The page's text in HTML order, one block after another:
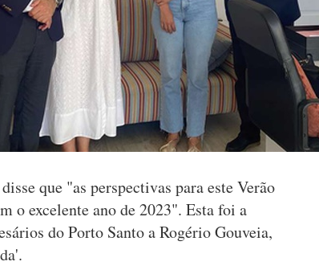
que "as perspectivas para este Verão
o excelente ano de 2023". Esta foi a
do Porto Santo a Rogério Gouveia,